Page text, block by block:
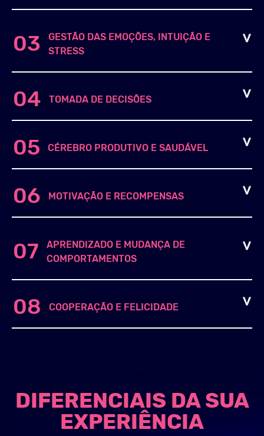
03
GESTÃO DAS EMOÇÕES, INTUIÇÃO E
STRESS
04 TOMADA DE DECISÕES
05 CÉREBRO PRODUTIVO E SAUDÁVEL
06 MOTIVAÇÃO E RECOMPENSAS
07
APRENDIZADO E MUDANÇA DE
COMPORTAMENTOS
08 COOPERAÇÃO E FELICIDADE
DIFERENCIAIS DA SUA
EXPERIÊNCIA